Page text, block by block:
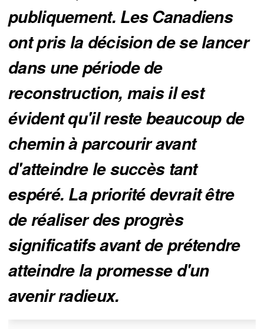
publiquement. Les Canadiens
ont pris la décision de se lancer
dans une période de
reconstruction, mais il est
évident qu'il reste beaucoup de
chemin à parcourir avant
d'atteindre le succès tant
espéré. La priorité devrait être
de réaliser des progrès
significatifs avant de prétendre
atteindre la promesse d'un
avenir radieux.